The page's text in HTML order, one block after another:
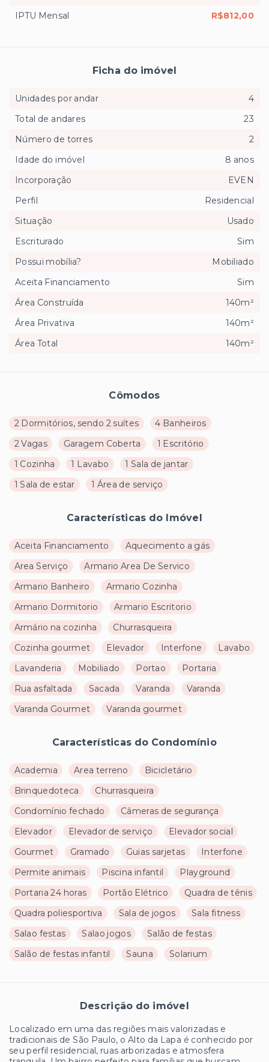
Cômodos
2 Dormitórios, sendo 2 suítes
4 Banheiros
2 Vagas
Garagem Coberta
1 Escritório
1 Cozinha
1 Lavabo
1 Sala de jantar
1 Sala de estar
1 Área de serviço
Características do Imóvel
Aceita Financiamento
Aquecimento a gás
Area Serviço
Armario Area De Servico
Armario Banheiro
Armario Cozinha
Armario Dormitorio
Armario Escritorio
Armário na cozinha
Churrasqueira
Cozinha gourmet
Elevador Interfone
Lavabo
Lavanderia
Mobiliado Portao
Portaria
Rua asfaltada
Sacada Varanda
Varanda
Varanda Gourmet
Varanda gourmet
Características do Condomínio
Academia Area terreno
Bicicletário
Brinquedoteca
Churrasqueira
Condomínio fechado
Câmeras de segurança
Elevador
Elevador de serviço
Elevador social
Gourmet
Gramado Guias sarjetas
Interfone
Permite animais
Piscina infantil
Playground
Portaria 24 horas
Portão Elétrico
Quadra de tênis
Quadra poliesportiva
Sala de jogos
Sala fitness
Salao festas
Salao jogos
Salão de festas
Salão de festas infantil
Sauna Solarium
Descrição do imóvel
Localizado em uma das regiões mais valorizadas e
tradicionais de São Paulo, o Alto da Lapa é conhecido por
seu perfil residencial, ruas arborizadas e atmosfera
IPTU Mensal
R$812,00
Ficha do imóvel
Unidades por andar
4
Total de andares
23
Número de torres
2
Idade do imóvel
8 anos
Incorporação
EVEN
Perfil
Residencial
Situação
Usado
Escriturado
Sim
Possui mobília?
Mobiliado
Aceita Financiamento
Sim
Área Construída
140m²
Área Privativa
140m²
Área Total
140m²